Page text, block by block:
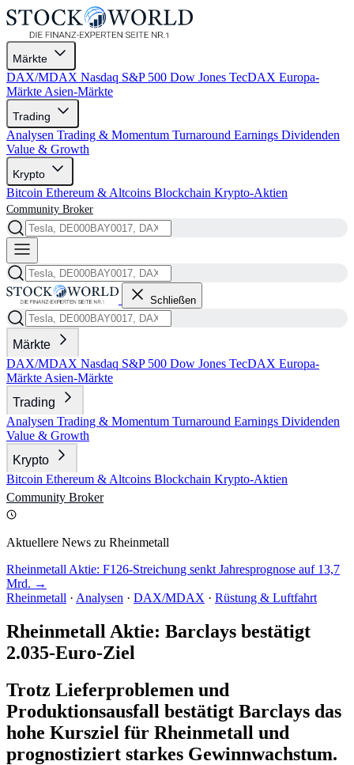
Märkte
DAX/MDAX Nasdaq S&P 500 Dow Jones TecDAX Europa-
Märkte Asien-Märkte
Trading
Analysen Trading & Momentum Turnaround Earnings Dividenden
Value & Growth
Krypto
Bitcoin Ethereum & Altcoins Blockchain Krypto-Aktien
Community Broker
Schließen
Märkte
DAX/MDAX Nasdaq S&P 500 Dow Jones TecDAX Europa-
Märkte Asien-Märkte
Trading
Analysen Trading & Momentum Turnaround Earnings Dividenden
Value & Growth
Krypto
Bitcoin Ethereum & Altcoins Blockchain Krypto-Aktien
Community Broker
Aktuellere News zu Rheinmetall
Rheinmetall Aktie: F126-Streichung senkt Jahresprognose auf 13,7
Mrd. →
Rheinmetall · Analysen · DAX/MDAX · Rüstung & Luftfahrt
Rheinmetall Aktie: Barclays bestätigt
2.035-Euro-Ziel
Trotz Lieferproblemen und
Produktionsausfall bestätigt Barclays das
hohe Kursziel für Rheinmetall und
prognostiziert starkes Gewinnwachstum.